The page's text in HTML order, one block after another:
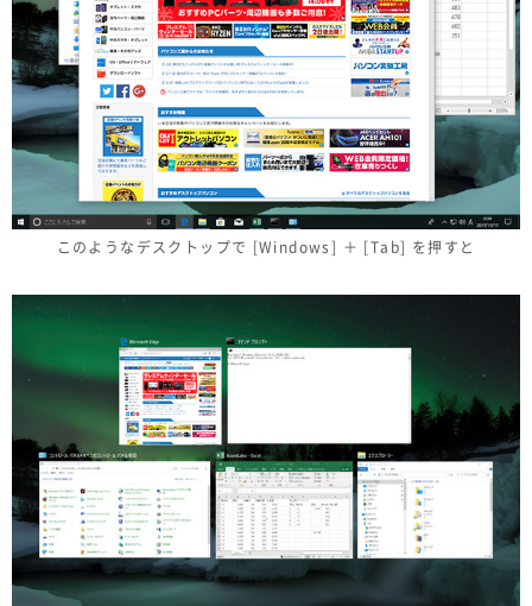
このようなデスクトップで [Windows] ＋ [Tab] を押すと